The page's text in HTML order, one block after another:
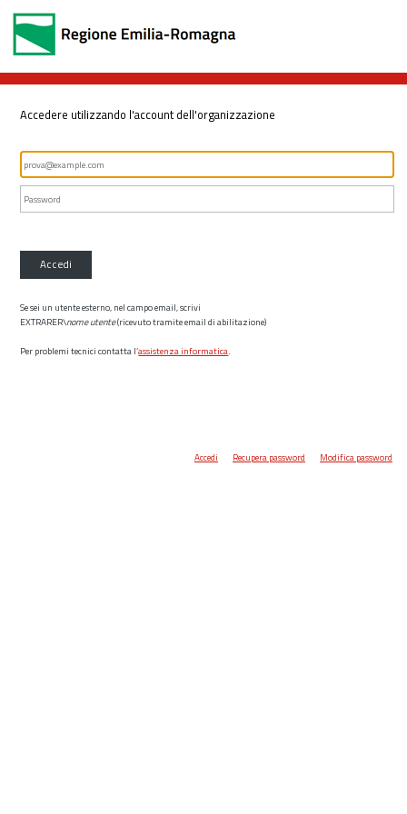
Accedere utilizzando l'account dell'organizzazione
Accedi
Se sei un utente esterno, nel campo email, scrivi
EXTRARER\nome utente(ricevuto tramite email di abilitazione)
Per problemi tecnici contatta l’assistenza informatica.
Accedi Recupera password Modifica password